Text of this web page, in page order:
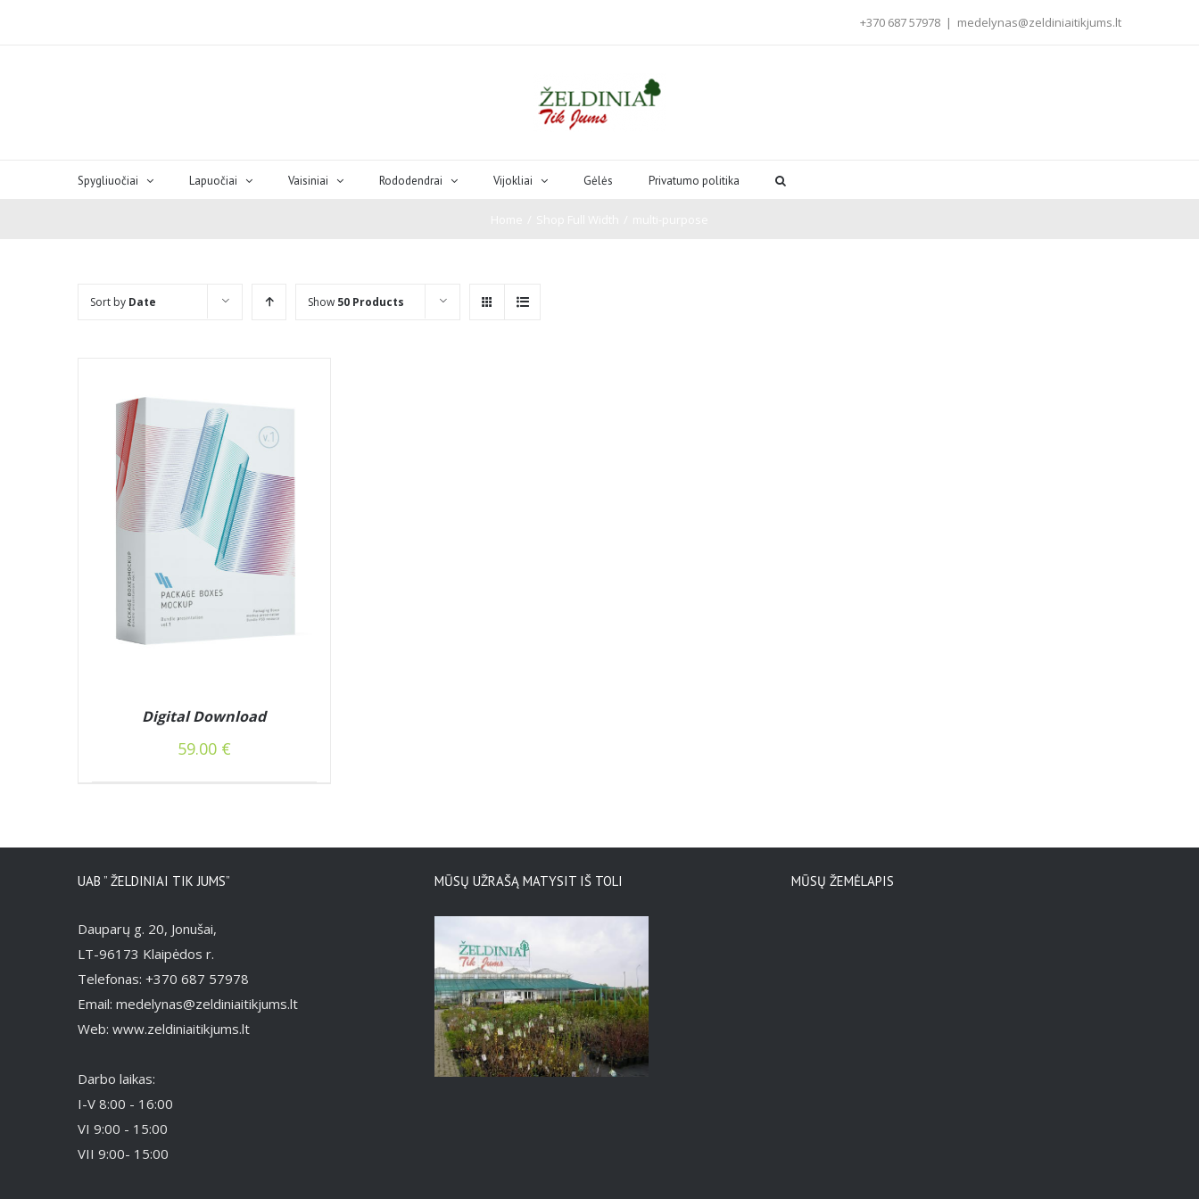
+370 687 57978 | medelynas@zeldiniaitikjums.lt
Spygliuočiai Lapuočiai Vaisiniai Rododendrai Vijokliai Gėlės Privatumo politika
Sort by Date Show 50 Products
Į KREPŠELĮ / DETAILS
Digital Download
59.00 €
UAB ” ŽELDINIAI TIK JUMS”
Dauparų g. 20, Jonušai,
LT-96173 Klaipėdos r.
Telefonas: +370 687 57978
Email: medelynas@zeldiniaitikjums.lt
Web: www.zeldiniaitikjums.lt
Darbo laikas:
I-V 8:00 - 16:00
VI 9:00 - 15:00
VII 9:00- 15:00
MŪSŲ UŽRAŠĄ MATYSIT IŠ TOLI MŪSŲ ŽEMĖLAPIS